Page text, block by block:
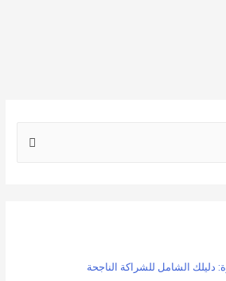
دليلك الشامل للشراكة الناجحة